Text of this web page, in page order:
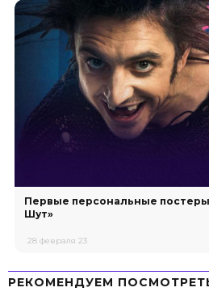
Первые персональные
Шут»
28 февраля 23
РЕКОМЕНДУЕМ